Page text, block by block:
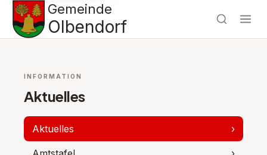
Gemeinde
Olbendorf
INFORMATION
Aktuelles
Aktuelles ›